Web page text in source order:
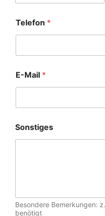
Telefon *
E-Mail *
Sonstiges
Besondere Bemerkungen:
benötigt